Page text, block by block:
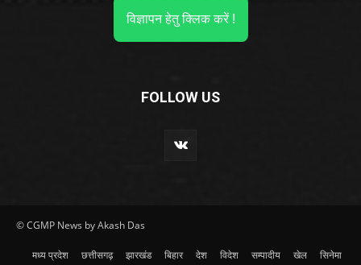
विज्ञापन हेतु क्लिक करें !
FOLLOW US
© CGMP News by Akash Das
मध्य प्रदेश छत्तीसगढ़ झारखंड बिहार देश विदेश सम्पादीय खेल सिनेमा